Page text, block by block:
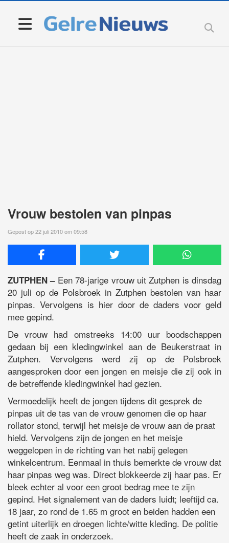
Vrouw bestolen van pinpas
Gepost op 22 juli 2010 om 09:58
ZUTPHEN –Een 78-jarige vrouw uit Zutphen is dinsdag
20 juli op de Polsbroek in Zutphen bestolen van haar
pinpas. Vervolgens is hier door de daders voor geld
mee gepind.
De vrouw had omstreeks 14:00 uur boodschappen
gedaan bij een kledingwinkel aan de Beukerstraat in
Zutphen. Vervolgens werd zij op de Polsbroek
aangesproken door een jongen en meisje die zij ook in
de betreffende kledingwinkel had gezien.
Vermoedelijk heeft de jongen tijdens dit gesprek de
pinpas uit de tas van de vrouw genomen die op haar
rollator stond, terwijl het meisje de vrouw aan de praat
hield. Vervolgens zijn de jongen en het meisje
weggelopen in de richting van het nabij gelegen
winkelcentrum. Eenmaal in thuis bemerkte de vrouw dat
haar pinpas weg was. Direct blokkeerde zij haar pas. Er
bleek echter al voor een groot bedrag mee te zijn
gepind. Het signalement van de daders luidt; leeftijd ca.
18 jaar, zo rond de 1.65 m groot en beiden hadden een
getint uiterlijk en droegen lichte/witte kleding. De politie
heeft de zaak in onderzoek.